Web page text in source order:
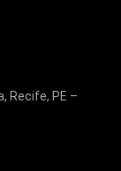
Recife, PE –